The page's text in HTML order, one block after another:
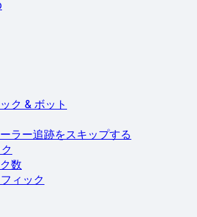
ク & ボット
ラー追跡をスキップする
数
ィック